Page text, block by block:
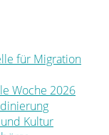
für Migration
Woche 2026
Kultur